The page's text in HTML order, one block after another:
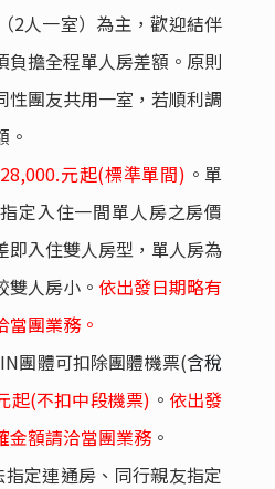
2人一室）為主，歡迎結伴
負擔全程單人房差額。原則
性團友共用一室，若順利調
。
28,000.元起(標準單間) 。單
定入住一間單人房之房價
即入住雙人房型，單人房為
雙人房小。 依出發日期略有
團業務。
團體可扣除團體機票(含稅
起(不扣中段機票) 。 依出發
金額請洽當團業務。
定連通房、同行親友指定